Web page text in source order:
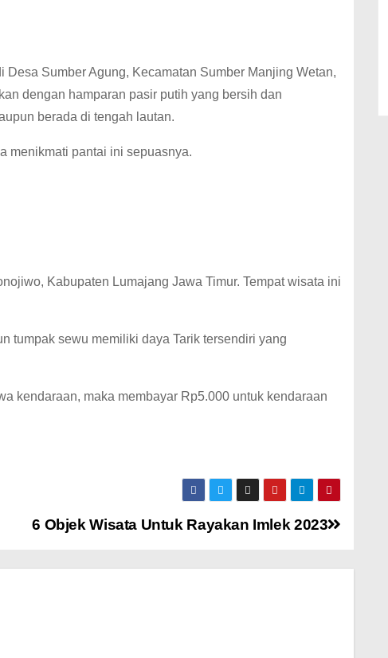
Sumber Agung, Kecamatan Sumber Manjing Wetan,
dengan hamparan pasir putih yang bersih dan
berada di tengah lautan.
menikmati pantai ini sepuasnya.
Kabupaten Lumajang Jawa Timur. Tempat wisata ini
tumpak sewu memiliki daya Tarik tersendiri yang
kendaraan, maka membayar Rp5.000 untuk kendaraan
6 Objek Wisata Untuk Rayakan Imlek 2023